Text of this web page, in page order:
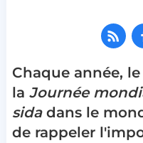
Chaque année, le
la Journée
sida dans le
de rappeler